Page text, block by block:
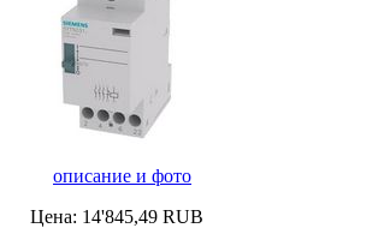
описание и фото
Цена: 14'845,49 RUB